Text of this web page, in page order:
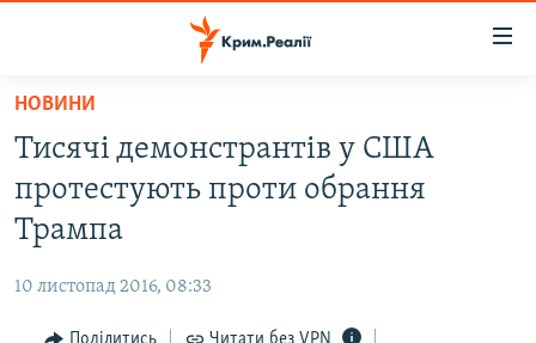
Перейти
основного
матеріалу
Перейти
до
основної
Перейти
ВОДА.КРИМ
ВІДЕО ТА ФОТО
БЛОГИ
НОВИНИ
Тисячі демонстрантів у США
протестують проти обрання
Трампа
10 листопад 2016, 08:33